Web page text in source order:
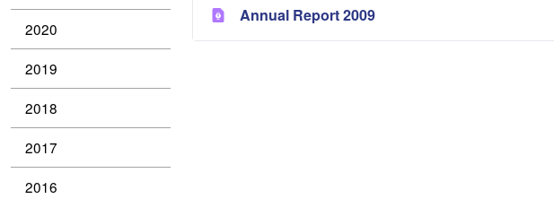
2020
2019
2018
2017
2016
Annual Report 2009